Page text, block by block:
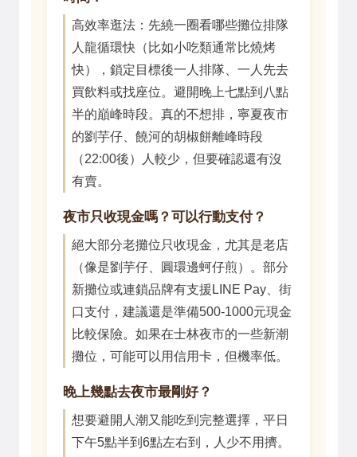
高效率逛法：先繞一圈看哪些攤位排隊
人龍循環快（比如小吃類通常比燒烤
快），鎖定目標後一人排隊、一人先去
買飲料或找座位。避開晚上七點到八點
半的巔峰時段。真的不想排，寧夏夜市
的劉芋仔、饒河的胡椒餅離峰時段
（22:00後）人較少，但要確認還有沒
有賣。
夜市只收現金嗎？可以行動支付？
絕大部分老攤位只收現金，尤其是老店
（像是劉芋仔、圓環邊蚵仔煎）。部分
新攤位或連鎖品牌有支援LINE Pay、街
口支付，建議還是準備500-1000元現金
比較保險。如果在士林夜市的一些新潮
攤位，可能可以用信用卡，但機率低。
晚上幾點去夜市最剛好？
想要避開人潮又能吃到完整選擇，平日
下午5點半到6點左右到，人少不用擠。